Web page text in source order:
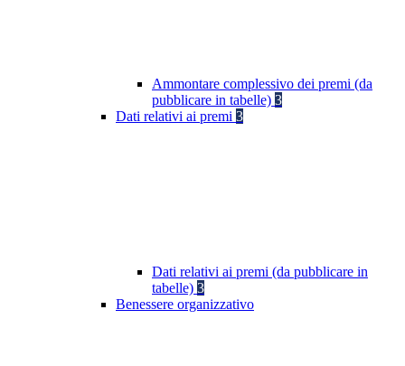
Ammontare complessivo dei premi (da
pubblicare in tabelle) 3
Dati relativi ai premi 3
Dati relativi ai premi (da pubblicare in
tabelle) 3
Benessere organizzativo